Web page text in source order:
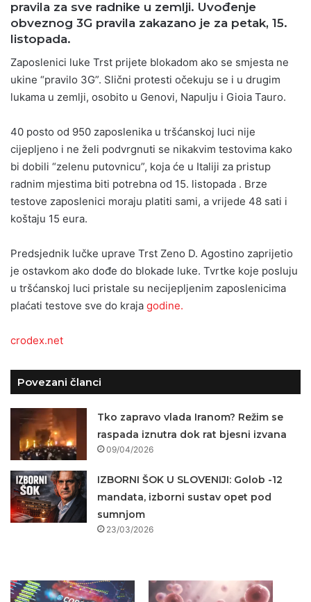
pravila za sve radnike u zemlji. Uvođenje
obveznog 3G pravila zakazano je za petak, 15.
listopada.
Zaposlenici luke Trst prijete blokadom ako se smjesta ne
ukine “pravilo 3G”. Slični protesti očekuju se i u drugim
lukama u zemlji, osobito u Genovi, Napulju i Gioia Tauro.
40 posto od 950 zaposlenika u tršćanskoj luci nije
cijepljeno i ne želi podvrgnuti se nikakvim testovima kako
bi dobili “zelenu putovnicu”, koja će u Italiji za pristup
radnim mjestima biti potrebna od 15. listopada . Brze
testove zaposlenici moraju platiti sami, a vrijede 48 sati i
koštaju 15 eura.
Predsjednik lučke uprave Trst Zeno D. Agostino zaprijetio
je ostavkom ako dođe do blokade luke. Tvrtke koje posluju
u tršćanskoj luci pristale su necijepljenim zaposlenicima
plaćati testove sve do kraja godine.
crodex.net
Povezani članci
Tko zapravo vlada Iranom? Režim se
raspada iznutra dok rat bjesni izvana
09/04/2026
IZBORNI ŠOK U SLOVENIJI: Golob -12
mandata, izborni sustav opet pod
sumnjom
23/03/2026